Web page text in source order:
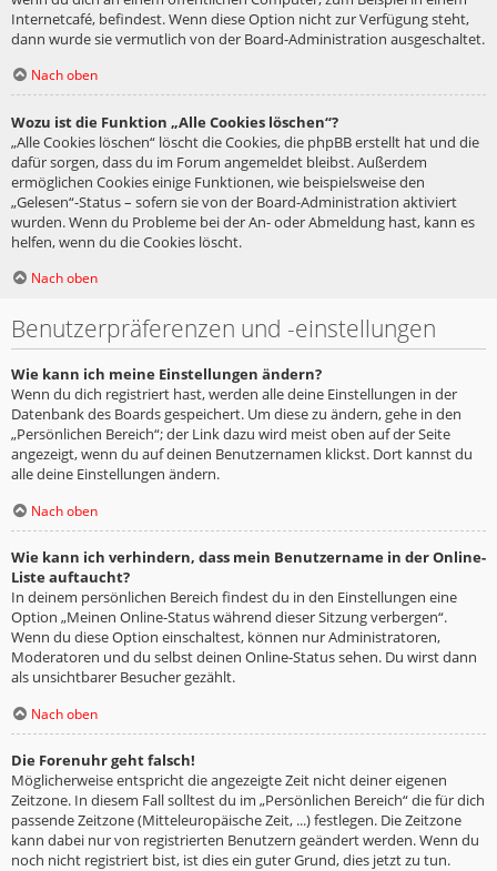
Internetcafé, befindest. Wenn diese Option nicht zur Verfügung steht,
dann wurde sie vermutlich von der Board-Administration ausgeschaltet.
Nach oben
Wozu ist die Funktion „Alle Cookies löschen“?
„Alle Cookies löschen“ löscht die Cookies, die phpBB erstellt hat und die
dafür sorgen, dass du im Forum angemeldet bleibst. Außerdem
ermöglichen Cookies einige Funktionen, wie beispielsweise den
„Gelesen“-Status – sofern sie von der Board-Administration aktiviert
wurden. Wenn du Probleme bei der An- oder Abmeldung hast, kann es
helfen, wenn du die Cookies löscht.
Nach oben
Benutzerpräferenzen und -einstellungen
Wie kann ich meine Einstellungen ändern?
Wenn du dich registriert hast, werden alle deine Einstellungen in der
Datenbank des Boards gespeichert. Um diese zu ändern, gehe in den
„Persönlichen Bereich“; der Link dazu wird meist oben auf der Seite
angezeigt, wenn du auf deinen Benutzernamen klickst. Dort kannst du
alle deine Einstellungen ändern.
Nach oben
Wie kann ich verhindern, dass mein Benutzername in der Online-
Liste auftaucht?
In deinem persönlichen Bereich findest du in den Einstellungen eine
Option „Meinen Online-Status während dieser Sitzung verbergen“.
Wenn du diese Option einschaltest, können nur Administratoren,
Moderatoren und du selbst deinen Online-Status sehen. Du wirst dann
als unsichtbarer Besucher gezählt.
Nach oben
Die Forenuhr geht falsch!
Möglicherweise entspricht die angezeigte Zeit nicht deiner eigenen
Zeitzone. In diesem Fall solltest du im „Persönlichen Bereich“ die für dich
passende Zeitzone (Mitteleuropäische Zeit, ...) festlegen. Die Zeitzone
kann dabei nur von registrierten Benutzern geändert werden. Wenn du
noch nicht registriert bist, ist dies ein guter Grund, dies jetzt zu tun.